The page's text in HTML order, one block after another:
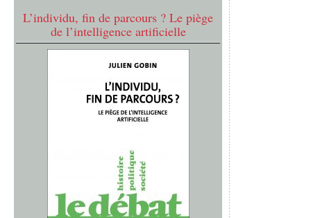
L’individu, fin de parcours ? Le piège
de l’intelligence artificielle